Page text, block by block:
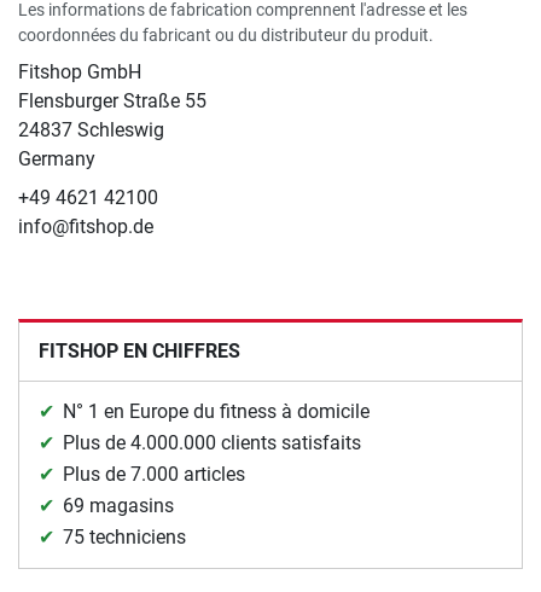
Les informations de fabrication comprennent l'adresse et les
coordonnées du fabricant ou du distributeur du produit.
Fitshop GmbH
Flensburger Straße 55
24837 Schleswig
Germany
+49 4621 42100
info@fitshop.de
FITSHOP EN CHIFFRES
N° 1 en Europe du fitness à domicile
Plus de 4.000.000 clients satisfaits
Plus de 7.000 articles
69 magasins
75 techniciens